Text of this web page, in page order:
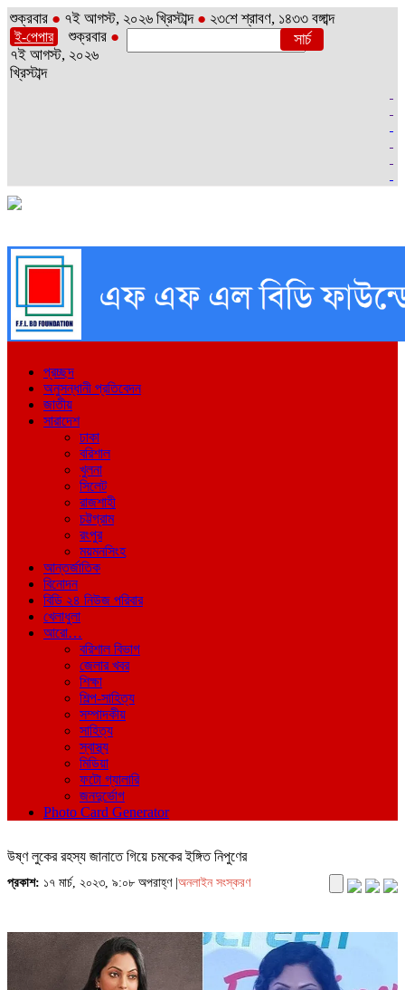
শুক্রবার ● ৭ই আগস্ট, ২০২৬ খ্রিস্টাব্দ ● ২৩শে শ্রাবণ, ১৪৩৩ বঙ্গাব্দ
ই-পেপার শুক্রবার ●
৭ই আগস্ট, ২০২৬
খ্রিস্টাব্দ
প্রচ্ছদ
অনুসন্ধানী প্রতিবেদন
জাতীয়
সারাদেশ
ঢাকা
বরিশাল
খুলনা
সিলেট
রাজশাহী
চট্টগ্রাম
রংপুর
ময়মনসিংহ
আন্তর্জাতিক
বিনোদন
বিডি ২৪ নিউজ পরিবার
খেলাধুলা
আরো…
বরিশাল বিভাগ
জেলার খবর
শিক্ষা
শিল্প-সাহিত্য
সম্পাদকীয়
সাহিত্য
স্বাস্থ্য
মিডিয়া
ফটো গ্যালারি
জনদুর্ভোগ
Photo Card Generator
উষ্ণ লুকের রহস্য জানাতে গিয়ে চমকের ইঙ্গিত নিপুণের
প্রকাশ: ১৭ মার্চ, ২০২৩, ৯:০৮ অপরাহ্ণ | অনলাইন সংস্করণ